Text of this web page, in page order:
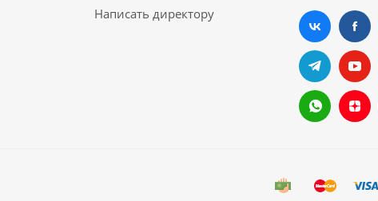
Написать директору